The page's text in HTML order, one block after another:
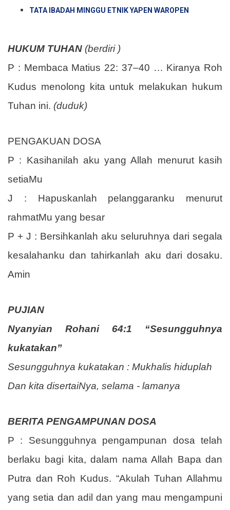
TATA IBADAH MINGGU ETNIK YAPEN WAROPEN
HUKUM TUHAN (berdiri )
P : Membaca Matius 22: 37–40 … Kiranya Roh
Kudus menolong kita untuk melakukan hukum
Tuhan ini. (duduk)
PENGAKUAN DOSA
P : Kasihanilah aku yang Allah menurut kasih
setiaMu
J : Hapuskanlah pelanggaranku menurut
rahmatMu yang besar
P + J : Bersihkanlah aku seluruhnya dari segala
kesalahanku dan tahirkanlah aku dari dosaku.
Amin
PUJIAN
Nyanyian Rohani 64:1 “Sesungguhnya
kukatakan”
Sesungguhnya kukatakan : Mukhalis hiduplah
Dan kita disertaiNya, selama - lamanya
BERITA PENGAMPUNAN DOSA
P : Sesungguhnya pengampunan dosa telah
berlaku bagi kita, dalam nama Allah Bapa dan
Putra dan Roh Kudus. “Akulah Tuhan Allahmu
yang setia dan adil dan yang mau mengampuni